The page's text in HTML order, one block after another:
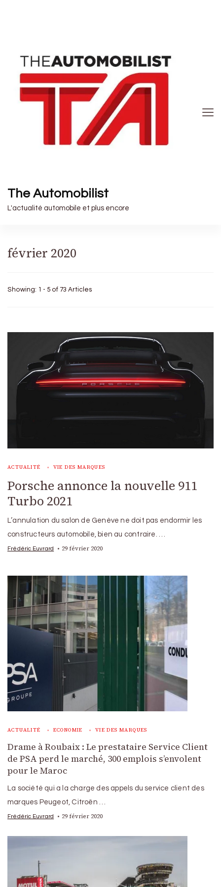
The Automobilist
L'actualité automobile et plus encore
février 2020
Showing: 1 - 5 of 73 Articles
ACTUALITÉ VIE DES MARQUES
Porsche annonce la nouvelle 911
Turbo 2021
L’annulation du salon de Genève ne doit pas endormir les
constructeurs automobile, bien au contraire. …
Frédéric Euvrard 29 février 2020
ACTUALITÉ ECONOMIE VIE DES MARQUES
Drame à Roubaix : Le prestataire Service Client
de PSA perd le marché, 300 emplois s’envolent
pour le Maroc
La société qui a la charge des appels du service client des
marques Peugeot, Citroën …
Frédéric Euvrard 29 février 2020